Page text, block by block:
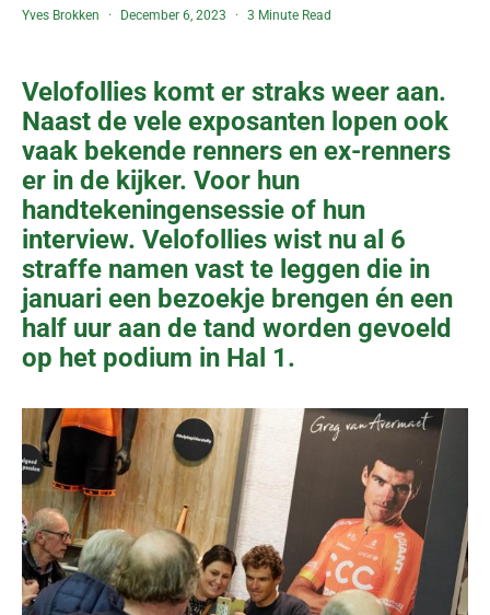
Yves Brokken December 6, 2023 3 Minute Read
Velofollies komt er straks weer aan.
Naast de vele exposanten lopen ook
vaak bekende renners en ex-renners
er in de kijker. Voor hun
handtekeningensessie of hun
interview. Velofollies wist nu al 6
straffe namen vast te leggen die in
januari een bezoekje brengen én een
half uur aan de tand worden gevoeld
op het podium in Hal 1.